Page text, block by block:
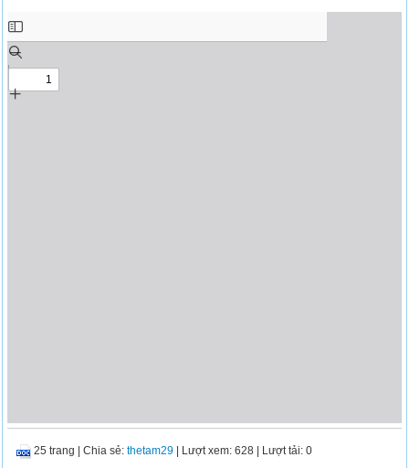
25 trang |Chia sẻ:thetam29 | Lượt xem: 628 | Lượt tải: 0